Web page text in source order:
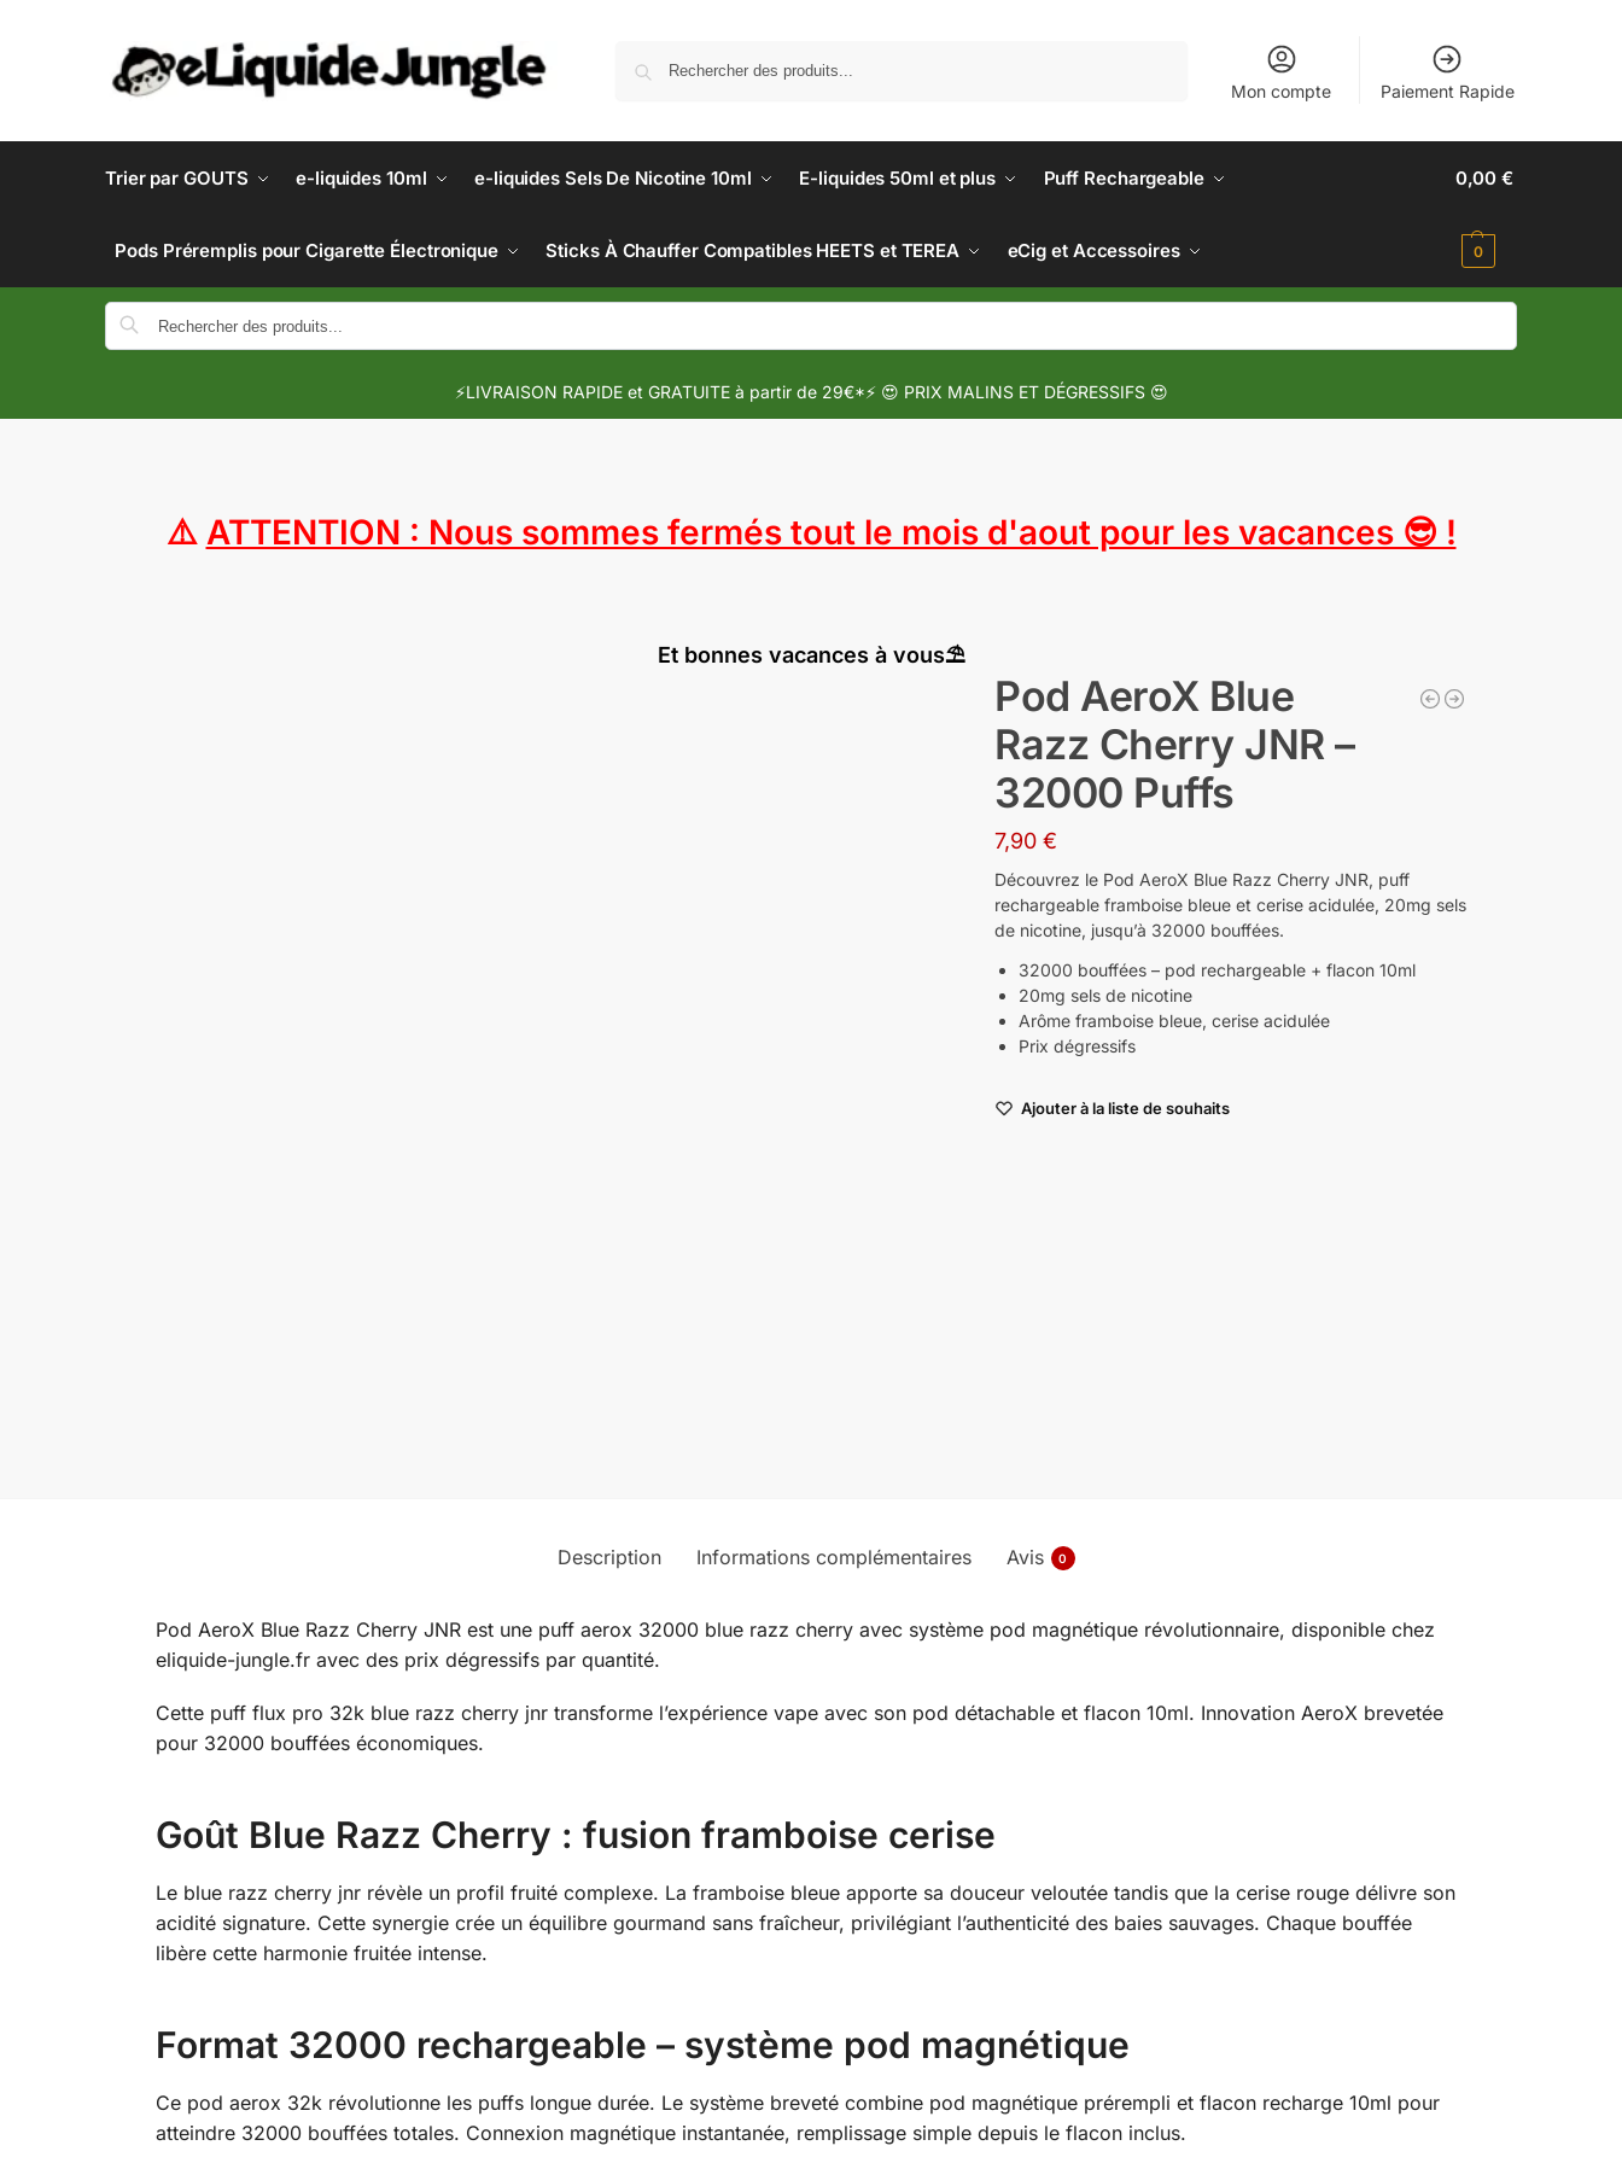
Mon compte Paiement Rapide
Trier par GOUTS e-liquides 10ml e-liquides Sels De Nicotine 10ml E-liquides 50ml et plus Puff Rechargeable
Pods Préremplis pour Cigarette Électronique Sticks À Chauffer Compatibles HEETS et TEREA eCig et Accessoires
0,00€
0
⚡LIVRAISON RAPIDE et GRATUITE à partir de 29€*⚡ 😍 PRIX MALINS ET DÉGRESSIFS 😍
⚠️ ATTENTION : Nous sommes fermés tout le mois d'aout pour les vacances 😎 !
Et bonnes vacances à vous⛱️
Pod AeroX Blue
Razz Cherry JNR –
32000 Puffs
7,90€
Découvrez le Pod AeroX Blue Razz Cherry JNR, puff
rechargeable framboise bleue et cerise acidulée, 20mg sels
de nicotine, jusqu’à 32000 bouffées.
32000 bouffées – pod rechargeable + flacon 10ml
20mg sels de nicotine
Arôme framboise bleue, cerise acidulée
Prix dégressifs
Ajouter à la liste de souhaits
Description Informations complémentaires Avis 0
Pod AeroX Blue Razz Cherry JNR est une puff aerox 32000 blue razz cherry avec système pod magnétique révolutionnaire, disponible chez
eliquide-jungle.fr avec des prix dégressifs par quantité.
Cette puff flux pro 32k blue razz cherry jnr transforme l’expérience vape avec son pod détachable et flacon 10ml. Innovation AeroX brevetée
pour 32000 bouffées économiques.
Goût Blue Razz Cherry : fusion framboise cerise
Le blue razz cherry jnr révèle un profil fruité complexe. La framboise bleue apporte sa douceur veloutée tandis que la cerise rouge délivre son
acidité signature. Cette synergie crée un équilibre gourmand sans fraîcheur, privilégiant l’authenticité des baies sauvages. Chaque bouffée
libère cette harmonie fruitée intense.
Format 32000 rechargeable – système pod magnétique
Ce pod aerox 32k révolutionne les puffs longue durée. Le système breveté combine pod magnétique prérempli et flacon recharge 10ml pour
atteindre 32000 bouffées totales. Connexion magnétique instantanée, remplissage simple depuis le flacon inclus.